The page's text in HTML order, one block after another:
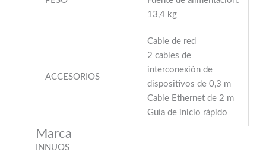
13,4 kg
ACCESORIOS
Cable de red
2 cables de
interconexión de
dispositivos de 0,3 m
Cable Ethernet de 2 m
Guía de inicio rápido
Marca
INNUOS